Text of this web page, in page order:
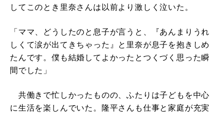
してこのとき里奈さんは以前より激しく泣いた。
「ママ、どうしたのと息子が言うと、『あんまりうれ
しくて涙が出てきちゃった』と里奈が息子を抱きしめ
たんです。僕も結婚してよかったとつくづく思った瞬
間でした」
共働きで忙しかったものの、ふたりは子どもを中心
に生活を楽しんでいた。隆平さんも仕事と家庭が充実